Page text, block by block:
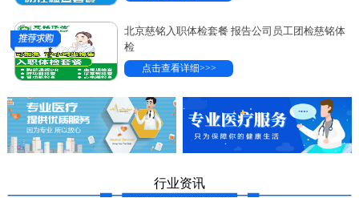
北京慈铭入职体检套餐 报告公司员工团检慈铭体
检
点击查看详细>>>
行业资讯